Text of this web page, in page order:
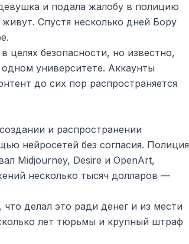
и подала жалобу в полицию
Спустя несколько дней Бору
целях безопасности, но известно,
университете. Аккаунты
до сих пор распространяется
и распространении
нейросетей без согласия. Полиция
Midjourney, Desire и OpenArt,
несколько тысяч долларов —
делал это ради денег и из мести
лет тюрьмы и крупный штраф